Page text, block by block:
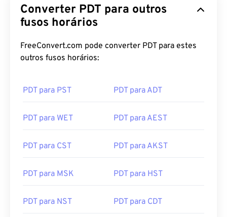
Converter PDT para outros
fusos horários
FreeConvert.com pode converter PDT para estes
outros fusos horários:
PDT para PST PDT para ADT
PDT para WET PDT para AEST
PDT para CST PDT para AKST
PDT para MSK PDT para HST
PDT para NST PDT para CDT